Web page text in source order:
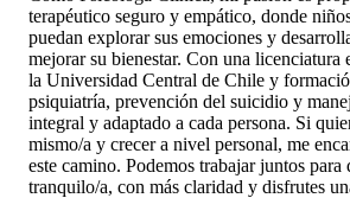
terapéutico seguro y empático, donde
puedan explorar sus emociones y
mejorar su bienestar. Con una
la Universidad Central de Chile y
psiquiatría, prevención del suicidio y
integral y adaptado a cada persona. Si
mismo/a y crecer a nivel personal, me
este camino. Podemos trabajar juntos para
tranquilo/a, con más claridad y disfrutes